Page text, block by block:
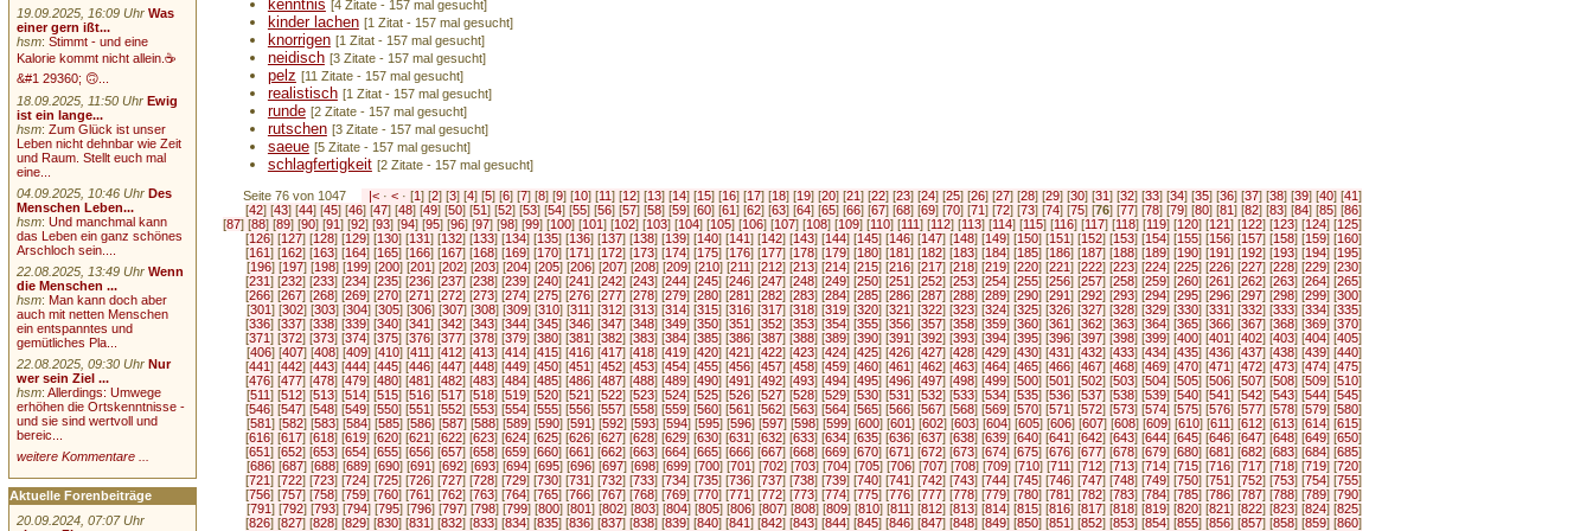
kenntnis [4 Zitate - 157 mal gesucht]
kinder lachen [1 Zitat - 157 mal gesucht]
knorrigen [1 Zitat - 157 mal gesucht]
neidisch [3 Zitate - 157 mal gesucht]
pelz [11 Zitate - 157 mal gesucht]
realistisch [1 Zitat - 157 mal gesucht]
runde [2 Zitate - 157 mal gesucht]
rutschen [3 Zitate - 157 mal gesucht]
saeue [5 Zitate - 157 mal gesucht]
schlagfertigkeit [2 Zitate - 157 mal gesucht]
Seite 76 von 1047 |<· <· [1] [2] [3] [4] [5] [6] [7] [8] [9] [10] [11] [12] [13] [14] [15] [16] [17] [18] [19] [20] [21] [22] [23] [24] [25] [26] [27] [28] [29] [30] [31] [32] [33] [34] [35] [36] [37] [38] [39] [40] [41]
[42] [43] [44] [45] [46] [47] [48] [49] [50] [51] [52] [53] [54] [55] [56] [57] [58] [59] [60] [61] [62] [63] [64] [65] [66] [67] [68] [69] [70] [71] [72] [73] [74] [75] [76] [77] [78] [79] [80] [81] [82] [83] [84] [85] [86]
[87] [88] [89] [90] [91] [92] [93] [94] [95] [96] [97] [98] [99] [100] [101] [102] [103] [104] [105] [106] [107] [108] [109] [110] [111] [112] [113] [114] [115] [116] [117] [118] [119] [120] [121] [122] [123] [124] [125]
[126] [127] [128] [129] [130] [131] [132] [133] [134] [135] [136] [137] [138] [139] [140] [141] [142] [143] [144] [145] [146] [147] [148] [149] [150] [151] [152] [153] [154] [155] [156] [157] [158] [159] [160]
[161] [162] [163] [164] [165] [166] [167] [168] [169] [170] [171] [172] [173] [174] [175] [176] [177] [178] [179] [180] [181] [182] [183] [184] [185] [186] [187] [188] [189] [190] [191] [192] [193] [194] [195]
[196] [197] [198] [199] [200] [201] [202] [203] [204] [205] [206] [207] [208] [209] [210] [211] [212] [213] [214] [215] [216] [217] [218] [219] [220] [221] [222] [223] [224] [225] [226] [227] [228] [229] [230]
[231] [232] [233] [234] [235] [236] [237] [238] [239] [240] [241] [242] [243] [244] [245] [246] [247] [248] [249] [250] [251] [252] [253] [254] [255] [256] [257] [258] [259] [260] [261] [262] [263] [264] [265]
[266] [267] [268] [269] [270] [271] [272] [273] [274] [275] [276] [277] [278] [279] [280] [281] [282] [283] [284] [285] [286] [287] [288] [289] [290] [291] [292] [293] [294] [295] [296] [297] [298] [299] [300]
[301] [302] [303] [304] [305] [306] [307] [308] [309] [310] [311] [312] [313] [314] [315] [316] [317] [318] [319] [320] [321] [322] [323] [324] [325] [326] [327] [328] [329] [330] [331] [332] [333] [334] [335]
[336] [337] [338] [339] [340] [341] [342] [343] [344] [345] [346] [347] [348] [349] [350] [351] [352] [353] [354] [355] [356] [357] [358] [359] [360] [361] [362] [363] [364] [365] [366] [367] [368] [369] [370]
[371] [372] [373] [374] [375] [376] [377] [378] [379] [380] [381] [382] [383] [384] [385] [386] [387] [388] [389] [390] [391] [392] [393] [394] [395] [396] [397] [398] [399] [400] [401] [402] [403] [404] [405]
[406] [407] [408] [409] [410] [411] [412] [413] [414] [415] [416] [417] [418] [419] [420] [421] [422] [423] [424] [425] [426] [427] [428] [429] [430] [431] [432] [433] [434] [435] [436] [437] [438] [439] [440]
[441] [442] [443] [444] [445] [446] [447] [448] [449] [450] [451] [452] [453] [454] [455] [456] [457] [458] [459] [460] [461] [462] [463] [464] [465] [466] [467] [468] [469] [470] [471] [472] [473] [474] [475]
[476] [477] [478] [479] [480] [481] [482] [483] [484] [485] [486] [487] [488] [489] [490] [491] [492] [493] [494] [495] [496] [497] [498] [499] [500] [501] [502] [503] [504] [505] [506] [507] [508] [509] [510]
[511] [512] [513] [514] [515] [516] [517] [518] [519] [520] [521] [522] [523] [524] [525] [526] [527] [528] [529] [530] [531] [532] [533] [534] [535] [536] [537] [538] [539] [540] [541] [542] [543] [544] [545]
[546] [547] [548] [549] [550] [551] [552] [553] [554] [555] [556] [557] [558] [559] [560] [561] [562] [563] [564] [565] [566] [567] [568] [569] [570] [571] [572] [573] [574] [575] [576] [577] [578] [579] [580]
[581] [582] [583] [584] [585] [586] [587] [588] [589] [590] [591] [592] [593] [594] [595] [596] [597] [598] [599] [600] [601] [602] [603] [604] [605] [606] [607] [608] [609] [610] [611] [612] [613] [614] [615]
[616] [617] [618] [619] [620] [621] [622] [623] [624] [625] [626] [627] [628] [629] [630] [631] [632] [633] [634] [635] [636] [637] [638] [639] [640] [641] [642] [643] [644] [645] [646] [647] [648] [649] [650]
[651] [652] [653] [654] [655] [656] [657] [658] [659] [660] [661] [662] [663] [664] [665] [666] [667] [668] [669] [670] [671] [672] [673] [674] [675] [676] [677] [678] [679] [680] [681] [682] [683] [684] [685]
[686] [687] [688] [689] [690] [691] [692] [693] [694] [695] [696] [697] [698] [699] [700] [701] [702] [703] [704] [705] [706] [707] [708] [709] [710] [711] [712] [713] [714] [715] [716] [717] [718] [719] [720]
[721] [722] [723] [724] [725] [726] [727] [728] [729] [730] [731] [732] [733] [734] [735] [736] [737] [738] [739] [740] [741] [742] [743] [744] [745] [746] [747] [748] [749] [750] [751] [752] [753] [754] [755]
[756] [757] [758] [759] [760] [761] [762] [763] [764] [765] [766] [767] [768] [769] [770] [771] [772] [773] [774] [775] [776] [777] [778] [779] [780] [781] [782] [783] [784] [785] [786] [787] [788] [789] [790]
[791] [792] [793] [794] [795] [796] [797] [798] [799] [800] [801] [802] [803] [804] [805] [806] [807] [808] [809] [810] [811] [812] [813] [814] [815] [816] [817] [818] [819] [820] [821] [822] [823] [824] [825]
[826] [827] [828] [829] [830] [831] [832] [833] [834] [835] [836] [837] [838] [839] [840] [841] [842] [843] [844] [845] [846] [847] [848] [849] [850] [851] [852] [853] [854] [855] [856] [857] [858] [859] [860]
19.09.2025, 16:09 Uhr Was
einer gern ißt...
hsm:Stimmt - und eine
Kalorie kommt nicht allein.☕
&#1 29360; 🙃...
18.09.2025, 11:50 Uhr Ewig
ist ein lange...
hsm:Zum Glück ist unser
Leben nicht dehnbar wie Zeit
und Raum. Stellt euch mal
eine...
04.09.2025, 10:46 Uhr Des
Menschen Leben...
hsm:Und manchmal kann
das Leben ein ganz schönes
Arschloch sein....
22.08.2025, 13:49 Uhr Wenn
die Menschen ...
hsm:Man kann doch aber
auch mit netten Menschen
ein entspanntes und
gemütliches Pla...
22.08.2025, 09:30 Uhr Nur
wer sein Ziel ...
hsm:Allerdings: Umwege
erhöhen die Ortskenntnisse -
und sie sind wertvoll und
bereic...
weitere Kommentare ...
Aktuelle Forenbeiträge
20.09.2024, 07:07 Uhr